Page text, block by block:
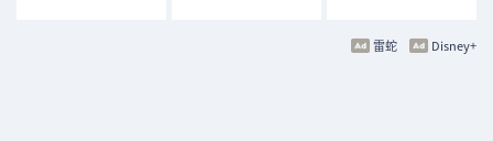
Disney+
雷蛇